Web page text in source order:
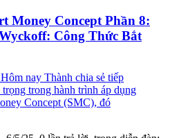
Money Concept Phần 8:
Công Thức Bắt
nay Thành chia sẻ tiếp
trọng trong hành trình áp dụng
Concept (SMC), đó